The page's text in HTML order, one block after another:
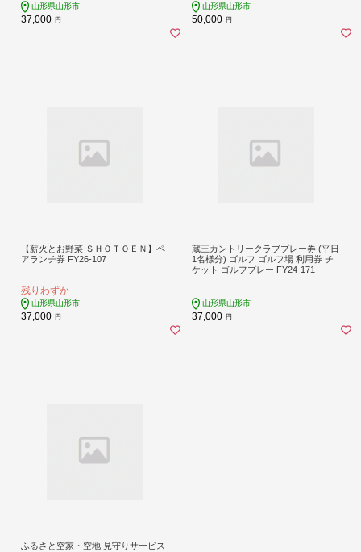
山形県山形市
37,000 円
山形県山形市
50,000 円
【薪火とお野菜 ＳＨＯＴＯＥＮ】ペ
アランチ券 FY26-107
残りわずか
山形県山形市
37,000 円
蔵王カントリークラブプレー券 (平日
1名様分) ゴルフ ゴルフ場 利用券 チ
ケット ゴルフプレー FY24-171
山形県山形市
37,000 円
ふるさと空家・空地 見守りサービス